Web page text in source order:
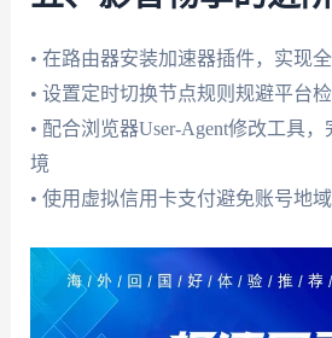
• 在路由器安装加速器插件，实现
• 设置定时切换节点规则规避平台
• 配合浏览器User-Agent修改工具
境
• 使用虚拟信用卡支付避免账号地